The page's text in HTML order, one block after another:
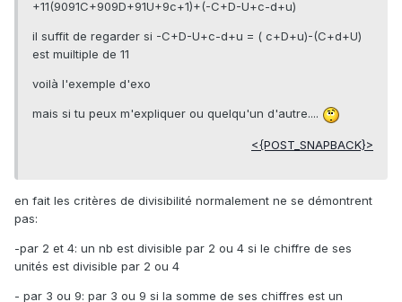
+11(9091C+909D+91U+9c+1)+(-C+D-U+c-d+u)
il suffit de regarder si -C+D-U+c-d+u = ( c+D+u)-(C+d+U)
est muiltiple de 11
voilà l'exemple d'exo
mais si tu peux m'expliquer ou quelqu'un d'autre....
<{POST_SNAPBACK}>
en fait les critères de divisibilité normalement ne se démontrent
pas:
-par 2 et 4: un nb est divisible par 2 ou 4 si le chiffre de ses
unités est divisible par 2 ou 4
- par 3 ou 9: par 3 ou 9 si la somme de ses chiffres est un